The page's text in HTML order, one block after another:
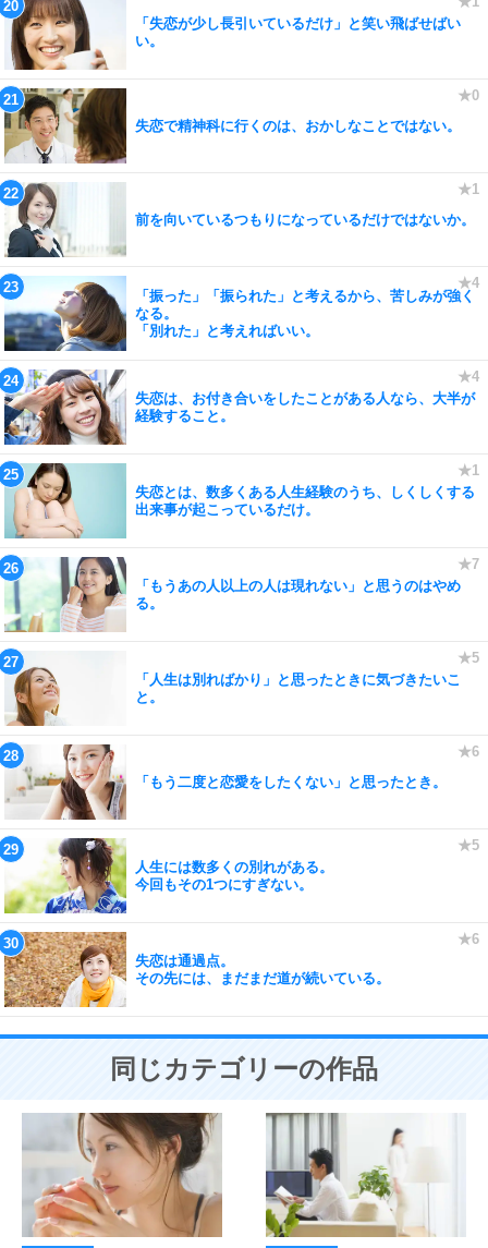
「失恋が少し長引いているだけ」と笑い飛ばせばい
い。
失恋で精神科に行くのは、おかしなことではない。
前を向いているつもりになっているだけではないか。
「振った」「振られた」と考えるから、苦しみが強く
なる。
「別れた」と考えればいい。
失恋は、お付き合いをしたことがある人なら、大半が
経験すること。
失恋とは、数多くある人生経験のうち、しくしくする
出来事が起こっているだけ。
「もうあの人以上の人は現れない」と思うのはやめ
る。
「人生は別ればかり」と思ったときに気づきたいこ
と。
「もう二度と恋愛をしたくない」と思ったとき。
人生には数多くの別れがある。
今回もその1つにすぎない。
失恋は通過点。
その先には、まだまだ道が続いている。
同じカテゴリーの作品